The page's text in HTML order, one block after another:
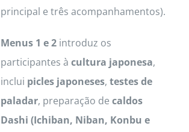
principal e três acompanhamentos).
Menus 1 e 2introduz os
participantes à cultura japonesa,
inclui picles japoneses, testes de
paladar, preparação de caldos
Dashi (Ichiban, Niban, Konbu e